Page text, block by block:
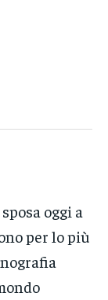
oggi a
per lo più